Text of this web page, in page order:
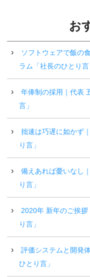
お
ソフトウェアで飯の
ラム「社長のひとり言
年俸制の採用｜代表
言」
拙速は巧遅に如かず
り言」
備えあれば憂いなし
り言」
2020年 新年のご挨
り言」
評価システムと開発
ひとり言」